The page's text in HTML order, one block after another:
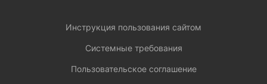
Инструкция пользования сайтом
Системные требования
Пользовательское соглашение